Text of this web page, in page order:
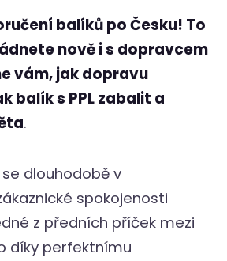
balíků po Česku! To
nově i s dopravcem
vám, jak dopravu
balík s PPL zabalit a
.
se dlouhodobě v
spokojenosti
z předních příček mezi
díky perfektnímu